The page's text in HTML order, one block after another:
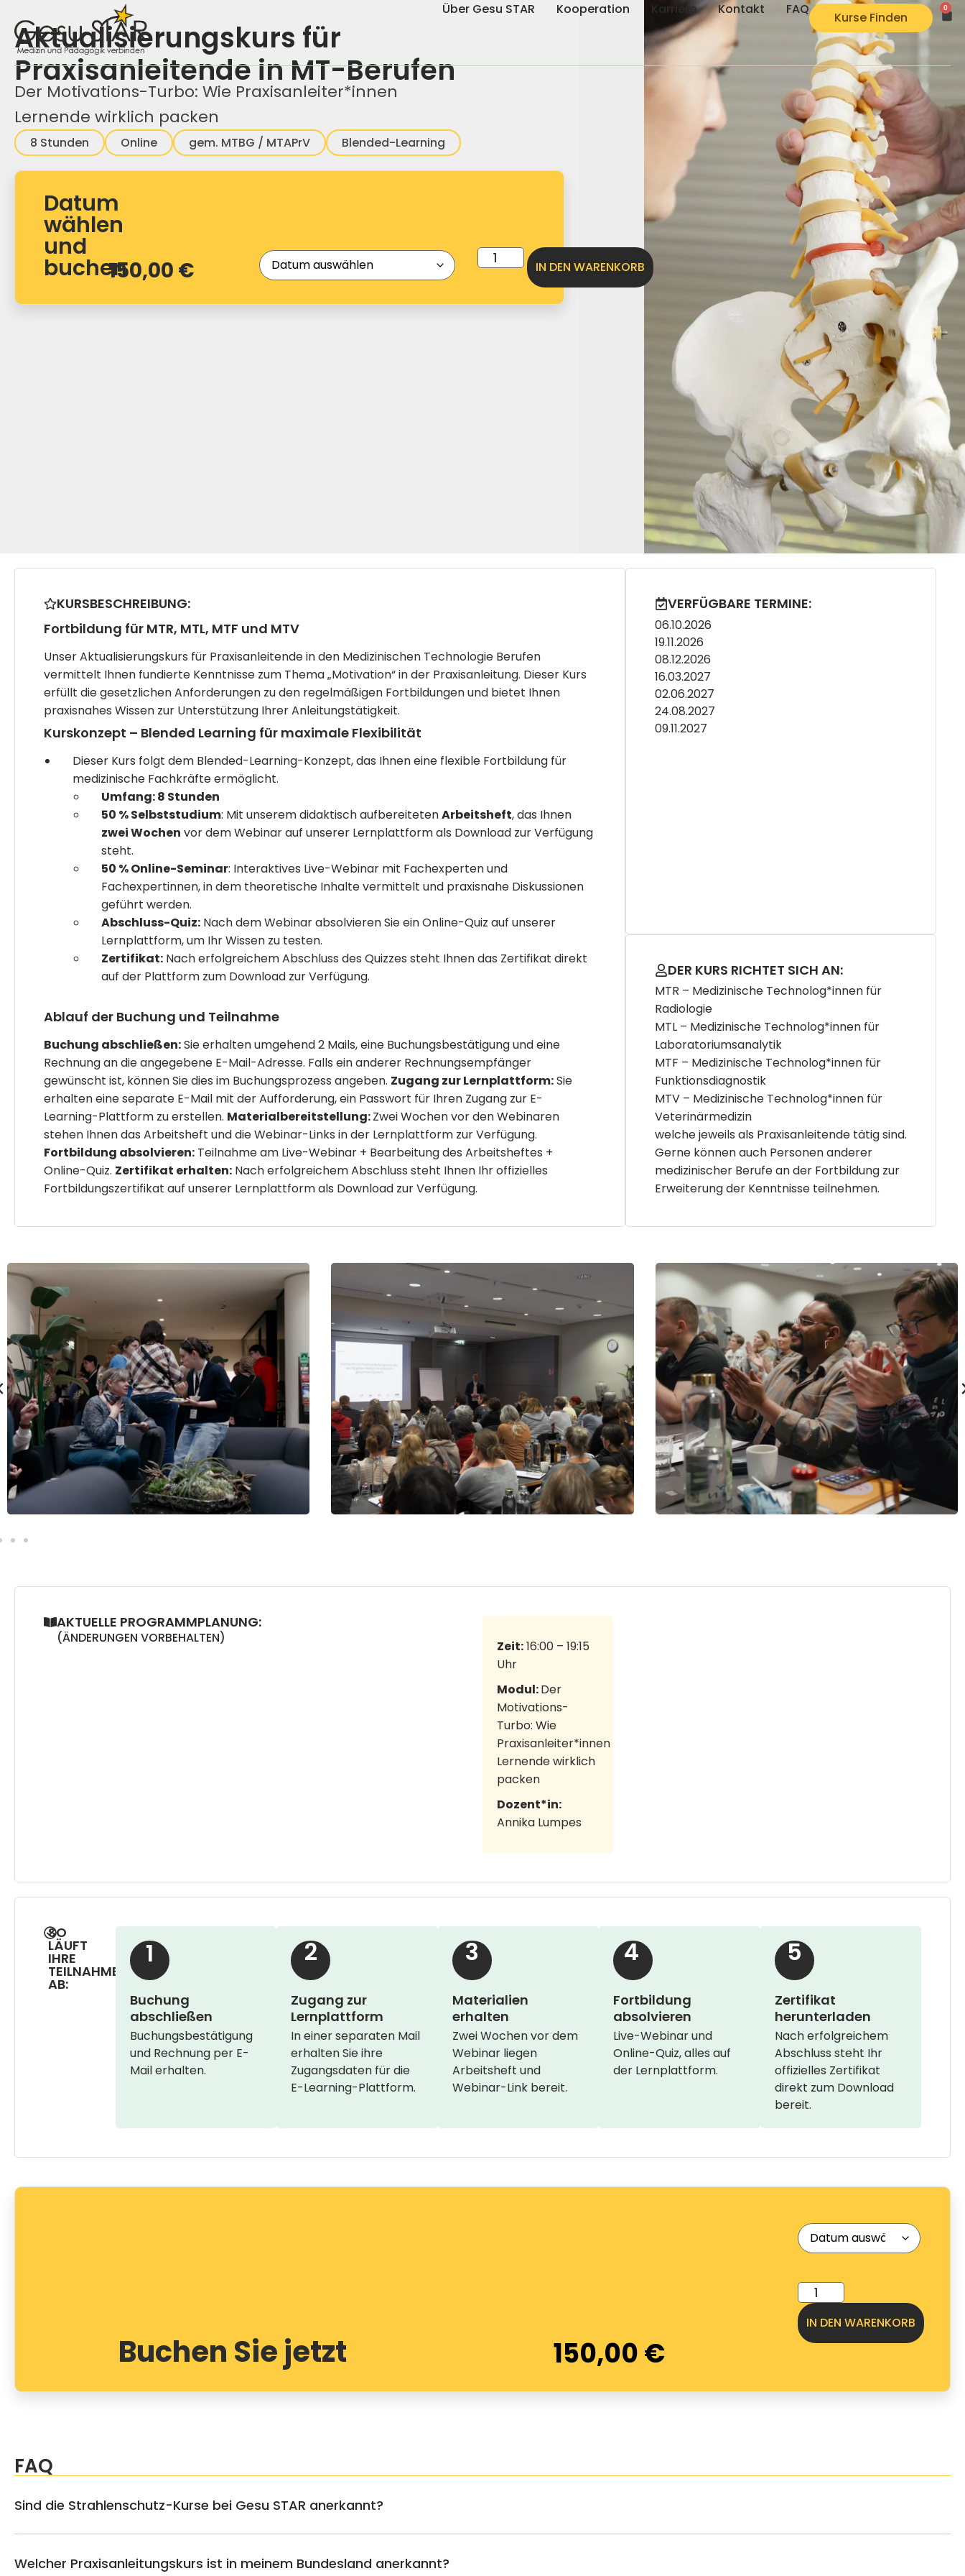
Über Gesu STAR Kooperation Karriere Kontakt FAQ
Kurse Finden
0
Aktualisierungskurs für
Praxisanleitende in MT-Berufen
Der Motivations-Turbo: Wie Praxisanleiter*innen
Lernende wirklich packen
8 Stunden Online gem. MTBG / MTAPrV Blended-Learning
Datum
wählen
und
buchen150,00 € IN DEN WARENKORB
KURSBESCHREIBUNG:
Fortbildung für MTR, MTL, MTF und MTV
Unser Aktualisierungskurs für Praxisanleitende in den Medizinischen Technologie Berufen
vermittelt Ihnen fundierte Kenntnisse zum Thema „Motivation“ in der Praxisanleitung. Dieser Kurs
erfüllt die gesetzlichen Anforderungen zu den regelmäßigen Fortbildungen und bietet Ihnen
Kurskonzept – Blended Learning für maximale Flexibilität
Dieser Kurs folgt dem Blended-Learning-Konzept, das Ihnen eine flexible Fortbildung für
medizinische Fachkräfte ermöglicht.
Umfang: 8 Stunden
50 % Selbststudium: Mit unserem didaktisch aufbereitetenArbeitsheft, das Ihnen
zwei Wochen vor dem Webinar auf unserer Lernplattform als Download zur Verfügung
steht.
50 % Online-Seminar: Interaktives Live-Webinar mit Fachexperten und
Fachexpertinnen, in dem theoretische Inhalte vermittelt und praxisnahe Diskussionen
geführt werden.
Abschluss-Quiz: Nach dem Webinar absolvieren Sie ein Online-Quiz auf unserer
Lernplattform, um Ihr Wissen zu testen.
Zertifikat: Nach erfolgreichem Abschluss des Quizzes steht Ihnen das Zertifikat direkt
auf der Plattform zum Download zur Verfügung.
Ablauf der Buchung und Teilnahme
Buchung abschließen:Sie erhalten umgehend 2 Mails, eine Buchungsbestätigung und eine
Rechnung an die angegebene E-Mail-Adresse. Falls ein anderer Rechnungsempfänger
gewünscht ist, können Sie dies im Buchungsprozess angeben. Zugang zur Lernplattform:Sie
erhalten eine separate E-Mail mit der Aufforderung, ein Passwort für Ihren Zugang zur E-
Learning-Plattform zu erstellen. Materialbereitstellung:Zwei Wochen vor den Webinaren
stehen Ihnen das Arbeitsheft und die Webinar-Links in der Lernplattform zur Verfügung.
Fortbildung absolvieren: Teilnahme am Live-Webinar + Bearbeitung des Arbeitsheftes +
Online-Quiz. Zertifikat erhalten: Nach erfolgreichem Abschluss steht Ihnen Ihr offizielles
Fortbildungszertifikat auf unserer Lernplattform als Download zur Verfügung.
VERFÜGBARE TERMINE:
06.10.2026
19.11.2026
08.12.2026
16.03.2027
02.06.2027
24.08.2027
09.11.2027
DER KURS RICHTET SICH AN:
MTR – Medizinische Technolog*innen für
Radiologie
MTL – Medizinische Technolog*innen für
Laboratoriumsanalytik
MTF – Medizinische Technolog*innen für
Funktionsdiagnostik
MTV – Medizinische Technolog*innen für
Veterinärmedizin
welche jeweils als Praxisanleitende tätig sind.
Gerne können auch Personen anderer
medizinischer Berufe an der Fortbildung zur
Erweiterung der Kenntnisse teilnehmen.
AKTUELLE PROGRAMMPLANUNG:
(ÄNDERUNGEN VORBEHALTEN)
Zeit:16:00 – 19:15
Uhr
Modul:Der
Motivations-
Turbo: Wie
Praxisanleiter*innen
Lernende wirklich
packen
Dozent*in:
Annika Lumpes
SO
LÄUFT
IHRE
TEILNAHME
AB:
1
Buchung
abschließen
Buchungsbestätigung
und Rechnung per E-
Mail erhalten.
2
Zugang zur
Lernplattform
In einer separaten Mail
erhalten Sie ihre
Zugangsdaten für die
E-Learning-Plattform.
3
Materialien
erhalten
Zwei Wochen vor dem
Webinar liegen
Arbeitsheft und
Webinar-Link bereit.
4
Fortbildung
absolvieren
Live-Webinar und
Online-Quiz, alles auf
der Lernplattform.
5
Zertifikat
herunterladen
Nach erfolgreichem
Abschluss steht Ihr
offizielles Zertifikat
direkt zum Download
bereit.
Buchen Sie jetzt 150,00€
IN DEN WARENKORB
FAQ
Sind die Strahlenschutz-Kurse bei Gesu STAR anerkannt?
Welcher Praxisanleitungskurs ist in meinem Bundesland anerkannt?